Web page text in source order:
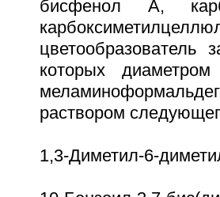
бисфенол А,
которых
раствором
1,3-Диметил-6-